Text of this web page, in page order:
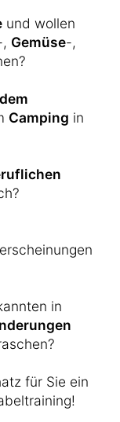
und wollen
Gemüse-,
Camping in
in
für Sie ein